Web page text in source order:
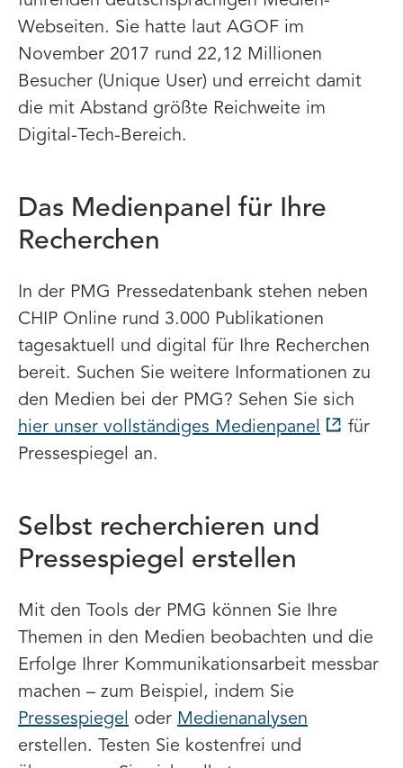
Webseiten. Sie hatte laut AGOF im
November 2017 rund 22,12 Millionen
Besucher (Unique User) und erreicht damit
die mit Abstand größte Reichweite im
Digital-Tech-Bereich.
Das Medienpanel für Ihre
Recherchen
In der PMG Pressedatenbank stehen neben
CHIP Online rund 3.000 Publikationen
tagesaktuell und digital für Ihre Recherchen
bereit. Suchen Sie weitere Informationen zu
den Medien bei der PMG? Sehen Sie sich
hier unser vollständiges Medienpanel
für
Pressespiegel an.
Selbst recherchieren und
Pressespiegel erstellen
Mit den Tools der PMG können Sie Ihre
Themen in den Medien beobachten und die
Erfolge Ihrer Kommunikationsarbeit messbar
machen – zum Beispiel, indem Sie
Pressespiegel oder Medienanalysen
erstellen. Testen Sie kostenfrei und